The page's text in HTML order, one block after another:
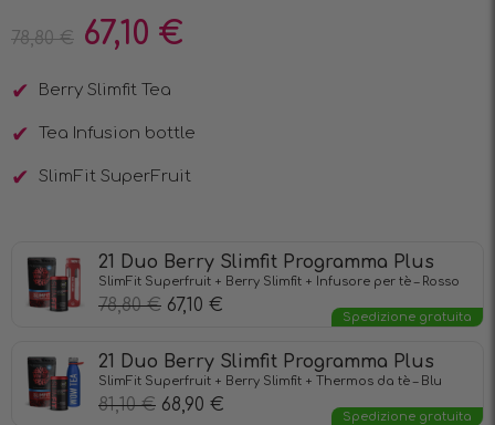
78,80€ 67,10 €
Berry Slimfit Tea
Tea Infusion bottle
SlimFit SuperFruit
21 Duo Berry Slimfit Programma Plus
SlimFit Superfruit + Berry Slimfit + Infusore per tè – Rosso
78,80€ 67,10 €
Spedizione gratuita
21 Duo Berry Slimfit Programma Plus
SlimFit Superfruit + Berry Slimfit + Thermos da tè – Blu
81,10€ 68,90 €
Spedizione gratuita